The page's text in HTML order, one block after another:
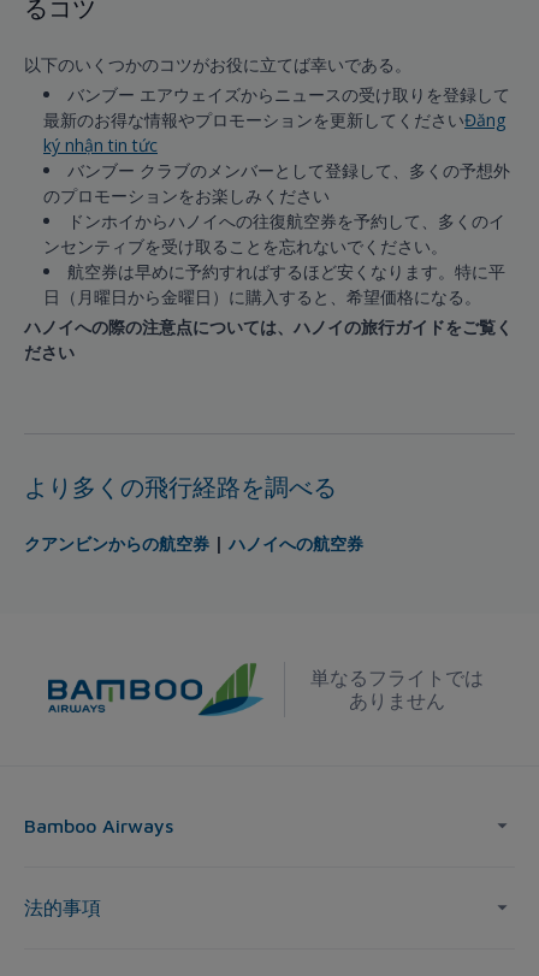
るコツ
以下のいくつかのコツがお役に立てば幸いである。
バンブー エアウェイズからニュースの受け取りを登録して
最新のお得な情報やプロモーションを更新してくださいĐăng
ký nhận tin tức
バンブー クラブのメンバーとして登録して、多くの予想外
のプロモーションをお楽しみください
ドンホイからハノイへの往復航空券を予約して、多くのイ
ンセンティブを受け取ることを忘れないでください。
航空券は早めに予約すればするほど安くなります。特に平
日（月曜日から金曜日）に購入すると、希望価格になる。
ハノイへの際の注意点については、ハノイの旅行ガイドをご覧く
ださい
より多くの飛行経路を調べる
クアンビンからの航空券 | ハノイへの航空券
単なるフライトでは
ありません
Bamboo Airways
法的事項